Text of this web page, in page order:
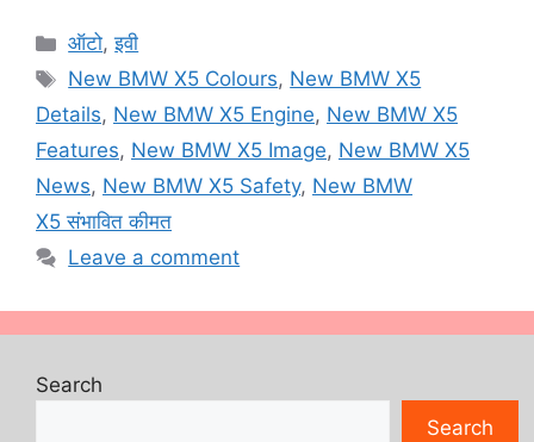
Categories
ऑटो,इवी
Tags
New BMW X5 Colours, New BMW X5
Details, New BMW X5 Engine, New BMW X5
Features, New BMW X5 Image, New BMW X5
News, New BMW X5 Safety, New BMW
X5 संभावित कीमत
Leave a comment
Search
Search